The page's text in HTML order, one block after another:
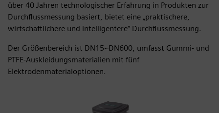
über 40 Jahren technologischer Erfahrung in Produkten zur
Durchflussmessung basiert, bietet eine „praktischere,
wirtschaftlichere und intelligentere“ Durchflussmessung.
Der Größenbereich ist DN15~DN600, umfasst Gummi- und
PTFE-Auskleidungsmaterialien mit fünf
Elektrodenmaterialoptionen.